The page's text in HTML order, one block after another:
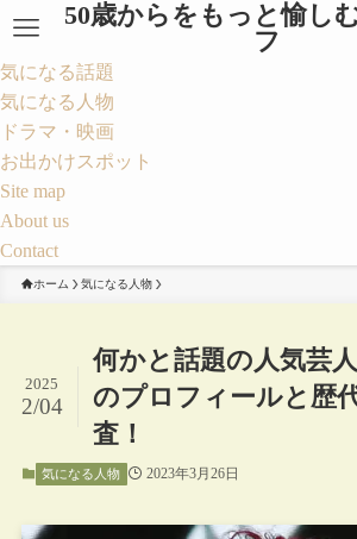
50歳からをもっと愉し
フ
気になる話題
気になる人物
ドラマ・映画
お出かけスポット
Site map
About us
Contact
ホーム 気になる人物
何かと話題の人気芸
のプロフィールと歴
査！
2025
2/04
気になる人物 2023年3月26日